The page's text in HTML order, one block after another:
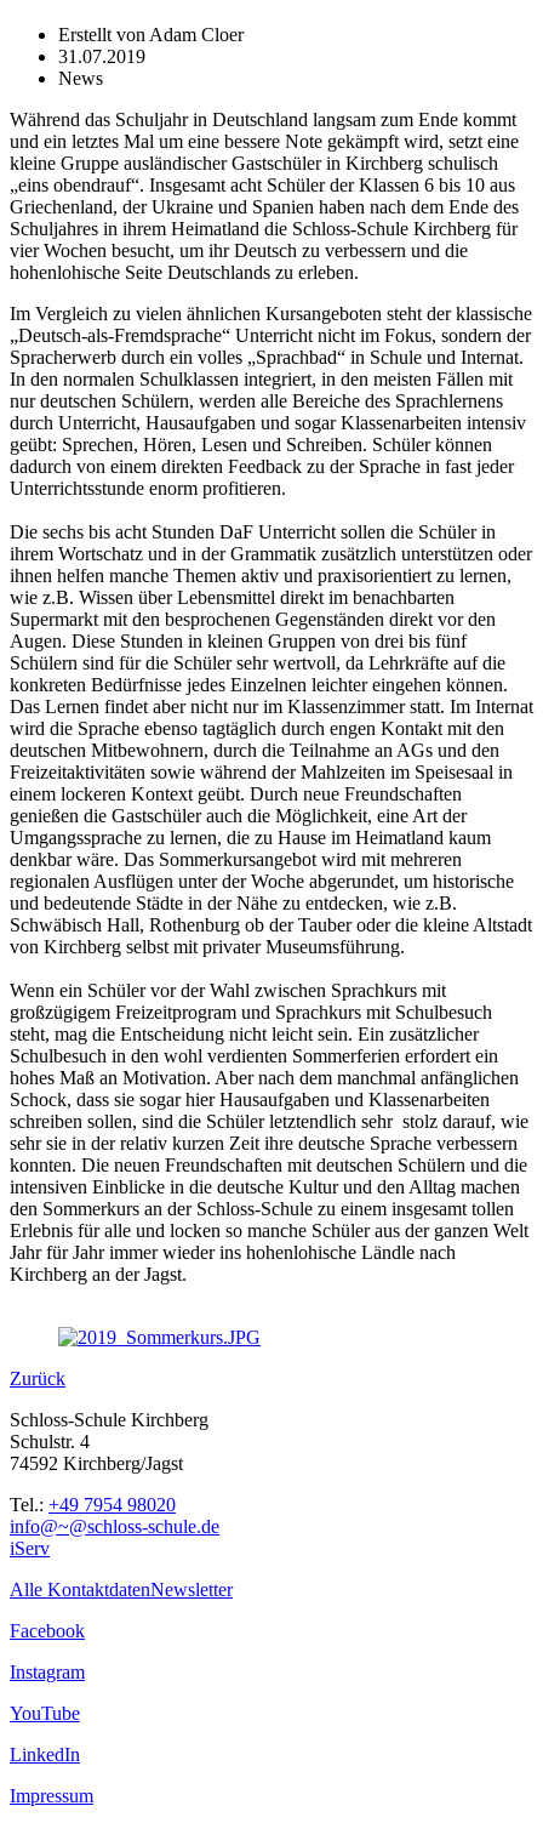
Erstellt von Adam Cloer
31.07.2019
News
Während das Schuljahr in Deutschland langsam zum Ende kommt
und ein letztes Mal um eine bessere Note gekämpft wird, setzt eine
kleine Gruppe ausländischer Gastschüler in Kirchberg schulisch
„eins obendrauf“. Insgesamt acht Schüler der Klassen 6 bis 10 aus
Griechenland, der Ukraine und Spanien haben nach dem Ende des
Schuljahres in ihrem Heimatland die Schloss-Schule Kirchberg für
vier Wochen besucht, um ihr Deutsch zu verbessern und die
hohenlohische Seite Deutschlands zu erleben.
Im Vergleich zu vielen ähnlichen Kursangeboten steht der klassische
„Deutsch-als-Fremdsprache“ Unterricht nicht im Fokus, sondern der
Spracherwerb durch ein volles „Sprachbad“ in Schule und Internat.
In den normalen Schulklassen integriert, in den meisten Fällen mit
nur deutschen Schülern, werden alle Bereiche des Sprachlernens
durch Unterricht, Hausaufgaben und sogar Klassenarbeiten intensiv
geübt: Sprechen, Hören, Lesen und Schreiben. Schüler können
dadurch von einem direkten Feedback zu der Sprache in fast jeder
Unterrichtsstunde enorm profitieren.
Die sechs bis acht Stunden DaF Unterricht sollen die Schüler in
ihrem Wortschatz und in der Grammatik zusätzlich unterstützen oder
ihnen helfen manche Themen aktiv und praxisorientiert zu lernen,
wie z.B. Wissen über Lebensmittel direkt im benachbarten
Supermarkt mit den besprochenen Gegenständen direkt vor den
Augen. Diese Stunden in kleinen Gruppen von drei bis fünf
Schülern sind für die Schüler sehr wertvoll, da Lehrkräfte auf die
konkreten Bedürfnisse jedes Einzelnen leichter eingehen können.
Das Lernen findet aber nicht nur im Klassenzimmer statt. Im Internat
wird die Sprache ebenso tagtäglich durch engen Kontakt mit den
deutschen Mitbewohnern, durch die Teilnahme an AGs und den
Freizeitaktivitäten sowie während der Mahlzeiten im Speisesaal in
einem lockeren Kontext geübt. Durch neue Freundschaften
genießen die Gastschüler auch die Möglichkeit, eine Art der
Umgangssprache zu lernen, die zu Hause im Heimatland kaum
denkbar wäre. Das Sommerkursangebot wird mit mehreren
regionalen Ausflügen unter der Woche abgerundet, um historische
und bedeutende Städte in der Nähe zu entdecken, wie z.B.
Schwäbisch Hall, Rothenburg ob der Tauber oder die kleine Altstadt
von Kirchberg selbst mit privater Museumsführung.
Wenn ein Schüler vor der Wahl zwischen Sprachkurs mit
großzügigem Freizeitprogram und Sprachkurs mit Schulbesuch
steht, mag die Entscheidung nicht leicht sein. Ein zusätzlicher
Schulbesuch in den wohl verdienten Sommerferien erfordert ein
hohes Maß an Motivation. Aber nach dem manchmal anfänglichen
Schock, dass sie sogar hier Hausaufgaben und Klassenarbeiten
schreiben sollen, sind die Schüler letztendlich sehr stolz darauf, wie
sehr sie in der relativ kurzen Zeit ihre deutsche Sprache verbessern
konnten. Die neuen Freundschaften mit deutschen Schülern und die
intensiven Einblicke in die deutsche Kultur und den Alltag machen
den Sommerkurs an der Schloss-Schule zu einem insgesamt tollen
Erlebnis für alle und locken so manche Schüler aus der ganzen Welt
Jahr für Jahr immer wieder ins hohenlohische Ländle nach
Kirchberg an der Jagst.
Zurück
Schloss-Schule Kirchberg
Schulstr. 4
74592 Kirchberg/Jagst
Tel.: +49 7954 98020
info@~@schloss-schule.de
iServ
Alle KontaktdatenNewsletter
Facebook
Instagram
YouTube
LinkedIn
Impressum